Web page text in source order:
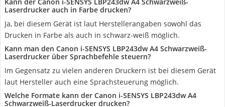
Laserdrucker auch in Farbe drucken?
Ja, bei diesem Gerät ist laut Herstellerangaben sowohl das
Drucken in Farbe als auch in schwarz-weiß möglich.
Kann man den Canon i-SENSYS LBP243dw A4 Schwarzweiß-
Laserdrucker über Sprachbefehle steuern?
Im Gegensatz zu vielen anderen Druckern ist bei diesem Gerät
laut Hersteller auch eine Sprachsteuerung möglich.
Welche Formate kann der Canon i-SENSYS LBP243dw A4
Schwarzweiß-Laserdrucker drucken?